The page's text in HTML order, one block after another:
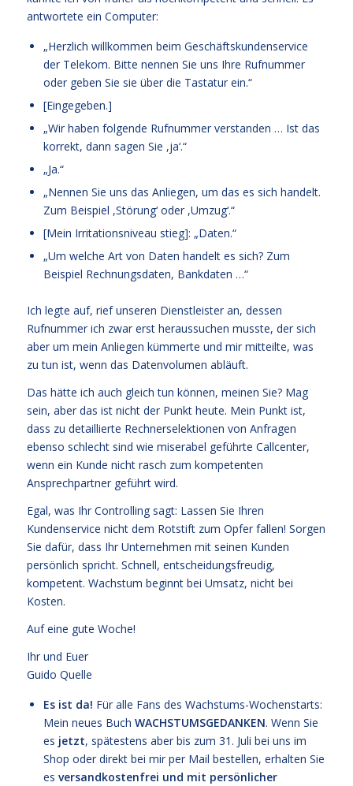
antwortete ein Computer:
„Herzlich willkommen beim Geschäftskundenservice
der Telekom. Bitte nennen Sie uns Ihre Rufnummer
oder geben Sie sie über die Tastatur ein.“
[Eingegeben.]
„Wir haben folgende Rufnummer verstanden … Ist das
korrekt, dann sagen Sie ,ja‘.“
„Ja.“
„Nennen Sie uns das Anliegen, um das es sich handelt.
Zum Beispiel ,Störung‘ oder ,Umzug‘.“
[Mein Irritationsniveau stieg]: „Daten.“
„Um welche Art von Daten handelt es sich? Zum
Beispiel Rechnungsdaten, Bankdaten …“
Ich legte auf, rief unseren Dienstleister an, dessen
Rufnummer ich zwar erst heraussuchen musste, der sich
aber um mein Anliegen kümmerte und mir mitteilte, was
zu tun ist, wenn das Datenvolumen abläuft.
Das hätte ich auch gleich tun können, meinen Sie? Mag
sein, aber das ist nicht der Punkt heute. Mein Punkt ist,
dass zu detaillierte Rechnerselektionen von Anfragen
ebenso schlecht sind wie miserabel geführte Callcenter,
wenn ein Kunde nicht rasch zum kompetenten
Ansprechpartner geführt wird.
Egal, was Ihr Controlling sagt: Lassen Sie Ihren
Kundenservice nicht dem Rotstift zum Opfer fallen! Sorgen
Sie dafür, dass Ihr Unternehmen mit seinen Kunden
persönlich spricht. Schnell, entscheidungsfreudig,
kompetent. Wachstum beginnt bei Umsatz, nicht bei
Kosten.
Auf eine gute Woche!
Ihr und Euer
Guido Quelle
Es ist da! Für alle Fans des Wachstums-Wochenstarts:
Mein neues Buch WACHSTUMSGEDANKEN. Wenn Sie
es jetzt, spätestens aber bis zum 31. Juli bei uns im
Shop oder direkt bei mir per Mail bestellen, erhalten Sie
es versandkostenfrei und mit persönlicher